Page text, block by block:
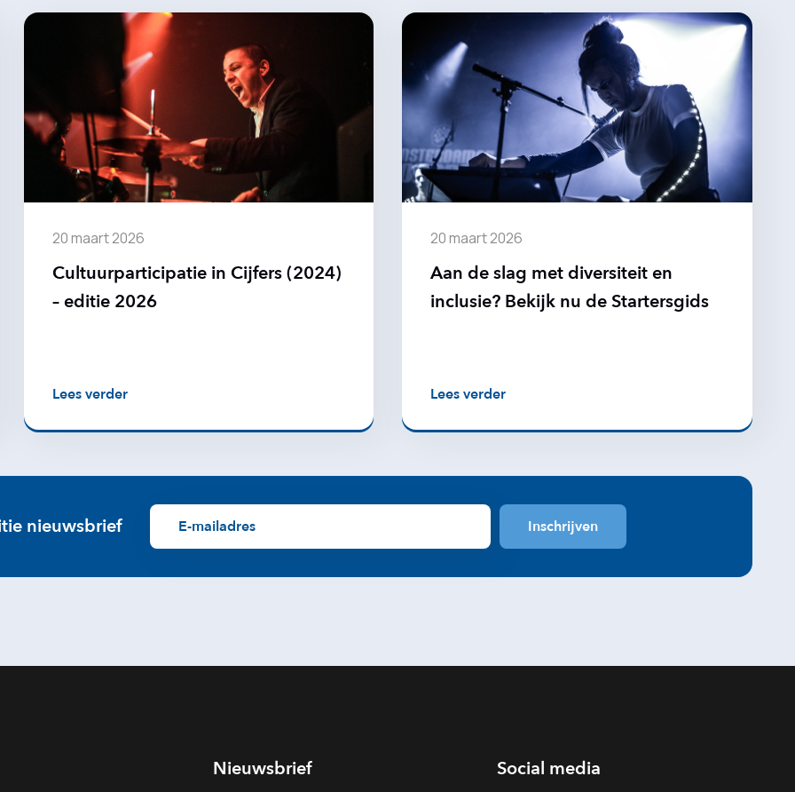
20 maart 2026
Cultuurparticipatie in Cijfers (2024)
– editie 2026
Lees verder
20 maart 2026
Aan de slag met diversiteit en
inclusie? Bekijk nu de Startersgids
Lees verder
nieuwsbrief
Nieuwsbrief Social media